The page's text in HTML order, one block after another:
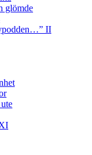
glömde
II